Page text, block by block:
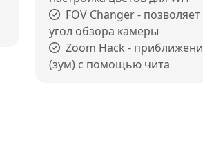
FOV Changer -
угол обзора камеры
Zoom Hack -
(зум) с помощью чита